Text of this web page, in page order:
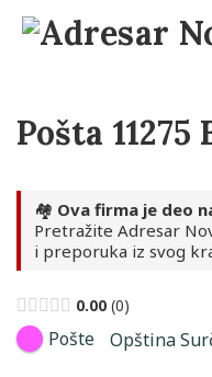
Pošta
🏘️ Ova firma je deo
Pretražite Adresar
i preporuka iz svog
0.00 0
Pošte Opština